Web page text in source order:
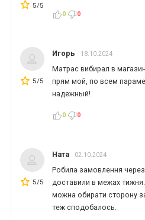
5/5
0 0
5/5
Игорь 18.10.2024
Матрас вибирал в
прям мой, по всем
надежный!
0 0
5/5
Ната 02.10.2024
Робила замовлення
доставили в межах
можна обирати сторону
теж сподобалось.